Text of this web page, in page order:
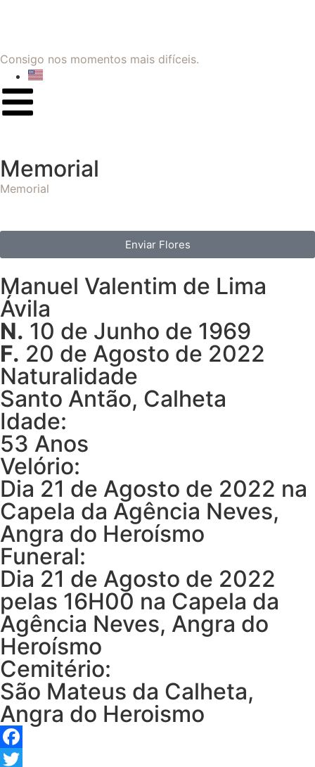
Consigo nos momentos mais difíceis.
Memorial
Memorial
Enviar Flores
Manuel Valentim de Lima
Ávila
N. 10 de Junho de 1969
F. 20 de Agosto de 2022
Naturalidade
Santo Antão, Calheta
Idade:
53 Anos
Velório:
Dia 21 de Agosto de 2022 na
Capela da Agência Neves,
Angra do Heroísmo
Funeral:
Dia 21 de Agosto de 2022
pelas 16H00 na Capela da
Agência Neves, Angra do
Heroísmo
Cemitério:
São Mateus da Calheta,
Angra do Heroismo
Facebook